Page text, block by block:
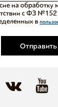
Отправить
на обработку
с ФЗ №152
в